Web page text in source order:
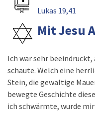
Lukas 19,41
Mit Jesu
Ich war sehr
schaute. Welch eine
Stein, die gewaltige
bewegte Geschichte
ich schwärmte, wurde